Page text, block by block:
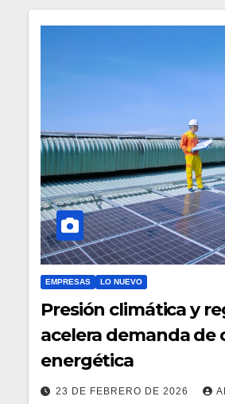
EMPRESAS LO NUEVO
Presión climática y
acelera demanda de
energética
23 DE FEBRERO DE 2026